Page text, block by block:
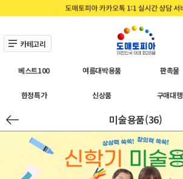
카테고리
베스트100 여름대박용품 판촉물
한정특가 신상품 구매대행
미술용품(36)